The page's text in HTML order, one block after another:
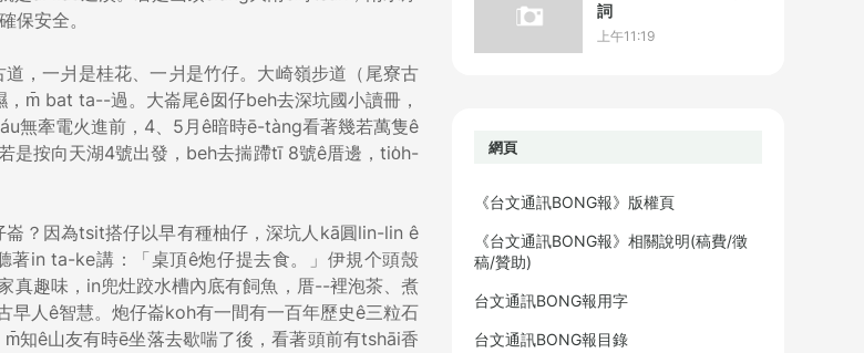
安全。
，一爿是桂花、一爿是竹仔。大崎嶺步道（尾寮古
m̄ bat ta--過。大崙尾ê囡仔beh去深坑國小讀冊，
無牽電火進前，4、5月ê暗時ē-tàng看著幾若萬隻ê
是按向天湖4號出發，beh去揣蹛tī 8號ê厝邊，tio̍h-
？因為tsit搭仔以早有種柚仔，深坑人kā圓lin-lin ê
著in ta-ke講：「桌頂ê炮仔提去食。」伊規个頭殼
趣味，in兜灶跤水槽內底有飼魚，厝--裡泡茶、煮
人ê智慧。炮仔崙koh有一間有一百年歷史ê三粒石
知ê山友有時ē坐落去歇喘了後，看著頭前有tshāi香
詞
上午11:19
網頁
《台文通訊BONG報》版權頁
《台文通訊BONG報》相關說明(稿費/徵
稿/贊助)
台文通訊BONG報用字
台文通訊BONG報目錄